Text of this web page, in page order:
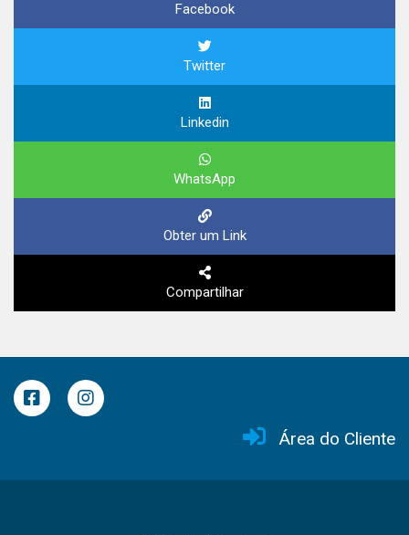
Facebook
Twitter
Linkedin
WhatsApp
Obter um Link
Compartilhar
Área do Cliente